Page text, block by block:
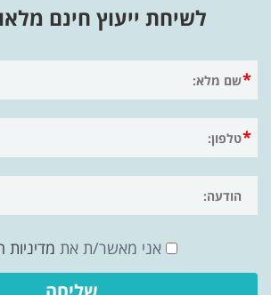
לשיחת ייעוץ חינם
אני מאשר/ת את מדיניות